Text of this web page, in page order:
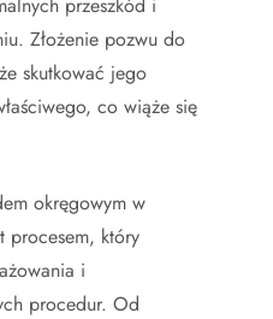
Złożenie pozwu do
skutkować jego
co wiąże się
okręgowym w
procesem, który
i
procedur. Od